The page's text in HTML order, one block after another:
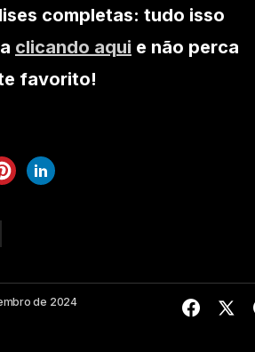
completas: tudo isso
clicando aqui e não perca
favorito!
de 2024